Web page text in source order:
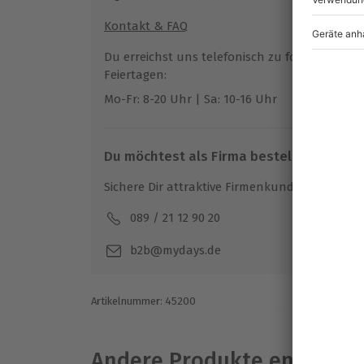
Zusatzfahrer gegen einen geringen
Kontakt & FAQ
Du erreichst uns telefonisch zu folgenden
Feiertagen:
Mo-Fr: 8-20 Uhr | Sa: 10-16 Uhr
Du möchtest als Firma bestellen?
Sichere Dir attraktive Firmenkunden Vorteile.
089 / 21 12 90 20
b2b@mydays.de
Artikelnummer: 45200